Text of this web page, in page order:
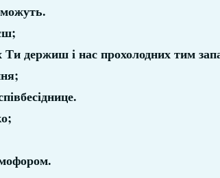
Ти держиш і нас прохолодних тим